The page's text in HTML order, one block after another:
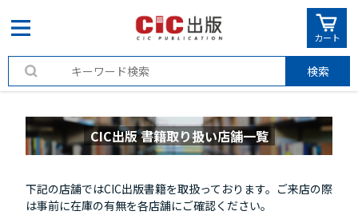
カート
検索
CIC出版 書籍取り扱い店舗一覧
下記の店舗ではCIC出版書籍を取扱っております。ご来店の際
は事前に在庫の有無を各店舗にご確認ください。